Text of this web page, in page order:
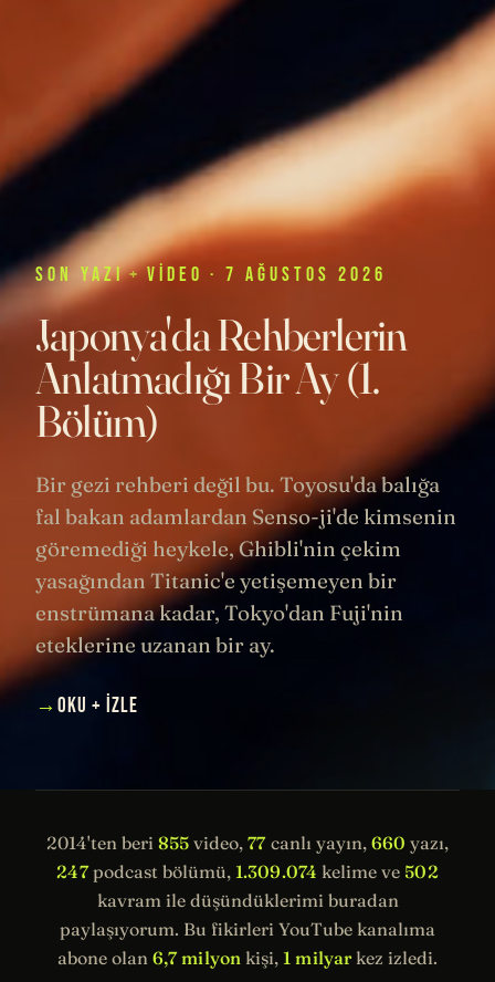
SON YAZI + VIDEO · 7 AĞUSTOS 2026
Japonya'da Rehberlerin
Anlatmadığı Bir Ay (1.
Bölüm)
Bir gezi rehberi değil bu. Toyosu'da balığa
fal bakan adamlardan Senso-ji'de kimsenin
göremediği heykele, Ghibli'nin çekim
yasağından Titanic'e yetişemeyen bir
enstrümana kadar, Tokyo'dan Fuji'nin
eteklerine uzanan bir ay.
→ OKU + İZLE
2014'ten beri 855 video,77canlı yayın, 660 yazı,
247podcast bölümü, 1.309.074 kelime ve 502
kavram ile düşündüklerimi buradan
paylaşıyorum. Bu fikirleri YouTube kanalıma
abone olan 6,7 milyon kişi, 1 milyarkez izledi.